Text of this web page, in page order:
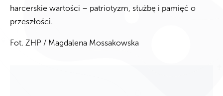
harcerskie wartości – patriotyzm, służbę i pamięć o
przeszłości.
Fot. ZHP / Magdalena Mossakowska